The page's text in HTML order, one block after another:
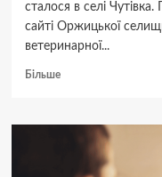
сталося в селі
сайті Оржицької
ветеринарної...
БільшеДокладніше
Полтавщині